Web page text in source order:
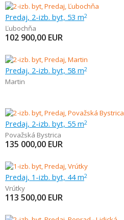
Predaj, 2-izb. byt, 53 m2
Ľubochňa
102 900,00 EUR
Predaj, 2-izb. byt, 58 m2
Martin
Predaj, 2-izb. byt, 55 m2
Považská Bystrica
135 000,00 EUR
Predaj, 1-izb. byt, 44 m2
Vrútky
113 500,00 EUR